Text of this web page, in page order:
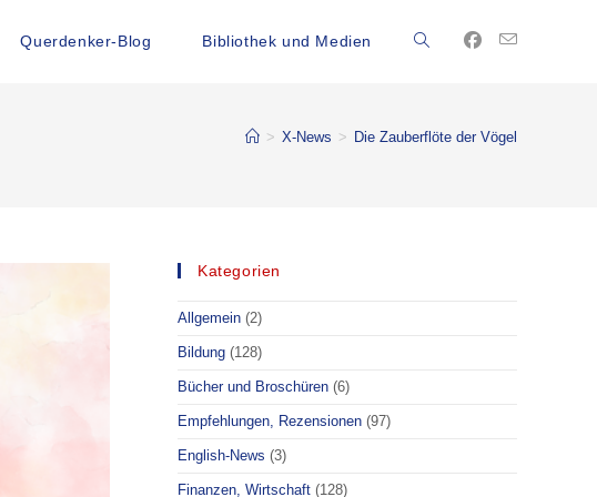
Querdenker-Blog Bibliothek und Medien
> X-News > Die Zauberflöte der Vögel
Kategorien
Allgemein (2)
Bildung (128)
Bücher und Broschüren (6)
Empfehlungen, Rezensionen (97)
English-News (3)
Finanzen, Wirtschaft (128)